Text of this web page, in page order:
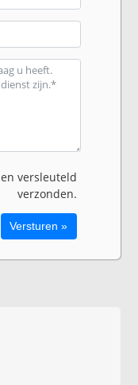
versleuteld
verzonden.